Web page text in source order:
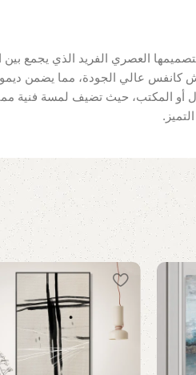
العصري الفريد الذي يجمع بين
عالي الجودة، مما يضمن
أو المكتب، حيث تضيف لمسة فنية